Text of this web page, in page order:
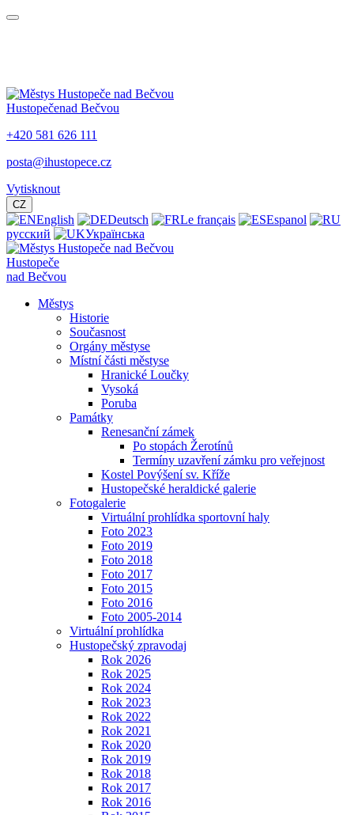
Hustopečenad Bečvou
+420 581 626 111
posta@ihustopece.cz
Vytisknout
CZ
English Deutsch Le français
Espanol
русский
Українська
Hustopeče
nad Bečvou
Městys
Historie
Současnost
Orgány městyse
Místní části městyse
Hranické Loučky
Vysoká
Poruba
Památky
Renesanční zámek
Po stopách Žerotínů
Termíny uzavření zámku pro veřejnost
Kostel Povýšení sv. Kříže
Hustopečské heraldické galerie
Fotogalerie
Virtuální prohlídka sportovní haly
Foto 2023
Foto 2019
Foto 2018
Foto 2017
Foto 2015
Foto 2016
Foto 2005-2014
Virtuální prohlídka
Hustopečský zpravodaj
Rok 2026
Rok 2025
Rok 2024
Rok 2023
Rok 2022
Rok 2021
Rok 2020
Rok 2019
Rok 2018
Rok 2017
Rok 2016